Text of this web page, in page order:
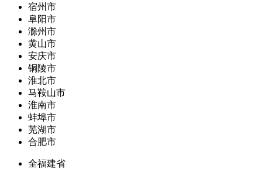
宿州市
阜阳市
滁州市
黄山市
安庆市
铜陵市
淮北市
马鞍山市
淮南市
蚌埠市
芜湖市
合肥市
全福建省